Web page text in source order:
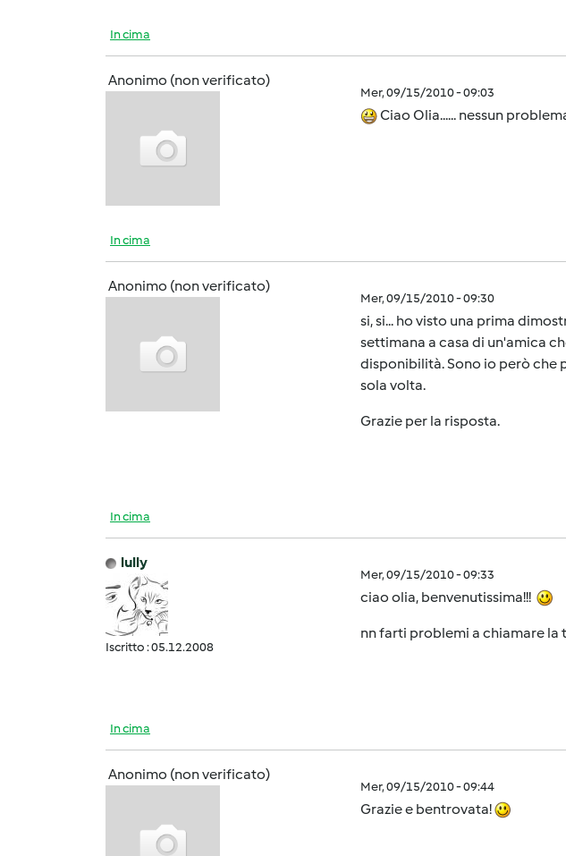
In cima
Anonimo (non verificato)
Mer, 09/15/2010 - 09:03
Ciao Olia...... nessun
In cima
Anonimo (non verificato)
Mer, 09/15/2010 - 09:30
si, si... ho visto una prima
settimana a casa di un'amica
disponibilità. Sono io però che
sola volta.
Grazie per la risposta.
In cima
lully
Iscritto : 05.12.2008
Mer, 09/15/2010 - 09:33
ciao olia, benvenutissima!!!
nn farti problemi a chiamare la
In cima
Anonimo (non verificato)
Mer, 09/15/2010 - 09:44
Grazie e bentrovata!